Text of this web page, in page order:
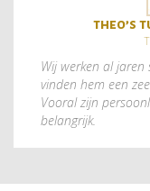
theo’s
Wij werken al
vinden hem een
Vooral zijn
belangrijk.